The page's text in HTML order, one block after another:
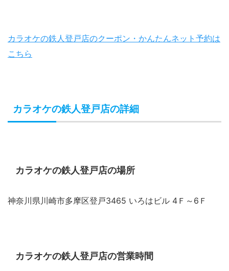
カラオケの鉄人登戸店のクーポン・かんたんネット予約は
こちら
カラオケの鉄人登戸店の詳細
カラオケの鉄人登戸店の場所
神奈川県川崎市多摩区登戸3465 いろはビル 4Ｆ～6Ｆ
カラオケの鉄人登戸店の営業時間